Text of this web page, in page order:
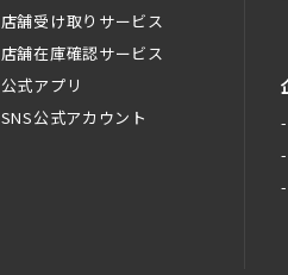
店舗受け取りサービス
店舗在庫確認サービス
公式アプリ
SNS公式アカウント